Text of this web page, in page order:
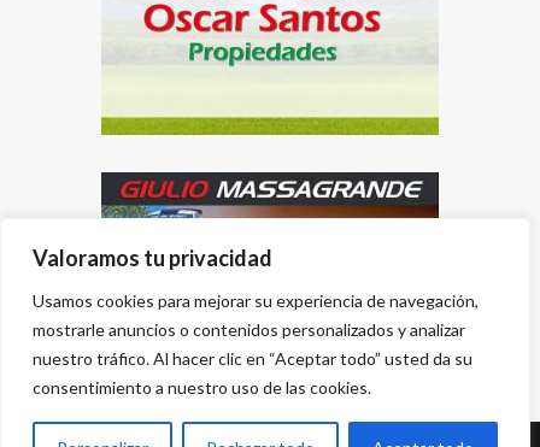
Valoramos tu privacidad
Usamos cookies para mejorar su experiencia de navegación,
mostrarle anuncios o contenidos personalizados y analizar
nuestro tráfico. Al hacer clic en “Aceptar todo” usted da su
consentimiento a nuestro uso de las cookies.